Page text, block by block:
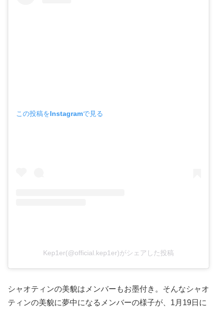
この投稿をInstagramで見る
Kep1er(@official.kep1er)がシェアした投稿
シャオティンの美貌はメンバーもお墨付き。そんなシャオ
ティンの美貌に夢中になるメンバーの様子が、1月19日に